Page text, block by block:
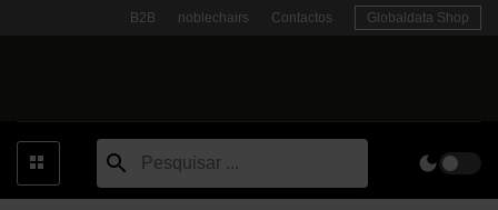
B2B noblechairs Contactos Globaldata Shop